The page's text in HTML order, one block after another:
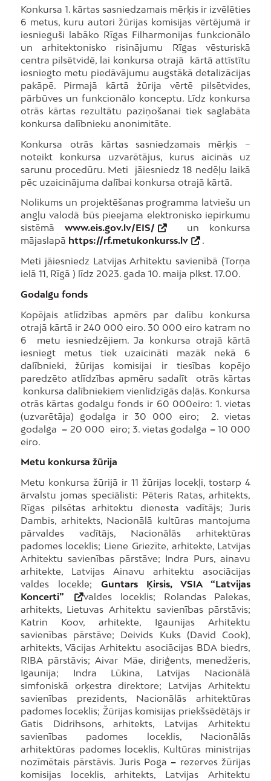
Konkursa 1. kārtas sasniedzamais mērķis ir izvēlēties
6 metus, kuru autori žūrijas komisijas vērtējumā ir
iesnieguši labāko Rīgas Filharmonijas funkcionālo
un arhitektonisko risinājumu Rīgas vēsturiskā
centra pilsētvidē, lai konkursa otrajā kārtā attīstītu
iesniegto metu piedāvājumu augstākā detalizācijas
pakāpē. Pirmajā kārtā žūrija vērtē pilsētvides,
pārbūves un funkcionālo konceptu. Līdz konkursa
otrās kārtas rezultātu paziņošanai tiek saglabāta
konkursa dalībnieku anonimitāte.
Konkursa otrās kārtas sasniedzamais mērķis –
noteikt konkursa uzvarētājus, kurus aicinās uz
sarunu procedūru. Meti jāiesniedz 18 nedēļu laikā
pēc uzaicinājuma dalībai konkursa otrajā kārtā.
Nolikums un projektēšanas programma latviešu un
angļu valodā būs pieejama elektronisko iepirkumu
sistēmā www.eis.gov.lv/EIS/
un konkursa
mājaslapā https://rf.metukonkurss.lv
.
Meti jāiesniedz Latvijas Arhitektu savienībā (Torņa
ielā 11, Rīgā ) līdz 2023. gada 10. maija plkst. 17.00.
Godalgu fonds
Kopējais atlīdzības apmērs par dalību konkursa
otrajā kārtā ir 240 000 eiro. 30 000 eiro katram no
6 metu iesniedzējiem. Ja konkursa otrajā kārtā
iesniegt metus tiek uzaicināti mazāk nekā 6
dalībnieki, žūrijas komisijai ir tiesības kopējo
paredzēto atlīdzības apmēru sadalīt otrās kārtas
konkursa dalībniekiem vienlīdzīgās daļās. Konkursa
otrās kārtas godalgu fonds ir 60 000eiro: 1. vietas
(uzvarētāja) godalga ir 30 000 eiro; 2. vietas
godalga – 20 000 eiro; 3. vietas godalga –10 000
eiro.
Metu konkursa žūrija
Metu konkursa žūrijā ir 11 žūrijas locekļi, tostarp 4
ārvalstu jomas speciālisti: Pēteris Ratas, arhitekts,
Rīgas pilsētas arhitektu dienesta vadītājs; Juris
Dambis, arhitekts, Nacionālā kultūras mantojuma
pārvaldes vadītājs, Nacionālās arhitektūras
padomes loceklis; Liene Griezīte, arhitekte, Latvijas
Arhitektu savienības pārstāve; Indra Purs, ainavu
arhitekte, Latvijas Ainavu arhitektu asociācijas
valdes locekle; Guntars Ķirsis, VSIA “Latvijas
Koncerti”
valdes loceklis; Rolandas Palekas,
arhitekts, Lietuvas Arhitektu savienības pārstāvis;
Katrin Koov, arhitekte, Igaunijas Arhitektu
savienības pārstāve; Deivids Kuks (David Cook),
arhitekts, Vācijas Arhitektu asociācijas BDA biedrs,
RIBA pārstāvis; Aivar Mäe, diriģents, menedžeris,
Igaunija; Indra Lūkina, Latvijas Nacionālā
simfoniskā orķestra direktore; Latvijas Arhitektu
savienības prezidents, Nacionālās arhitektūras
padomes loceklis; Žūrijas komisijas priekšsēdētājs ir
Gatis Didrihsons, arhitekts, Latvijas Arhitektu
savienības padomes loceklis, Nacionālās
arhitektūras padomes loceklis, Kultūras ministrijas
nozīmētais pārstāvis. Juris Poga – rezerves žūrijas
komisijas loceklis, arhitekts, Latvijas Arhitektu